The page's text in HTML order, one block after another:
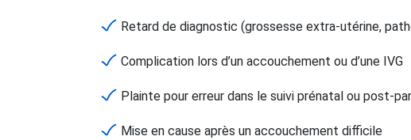
Retard de diagnostic (grossesse extra-utérine,
Complication lors d’un accouchement ou d’une IVG
Plainte pour erreur dans le suivi prénatal ou post-
Mise en cause après un accouchement difficile